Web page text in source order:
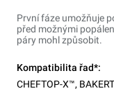
První fáze umožňuje
před možnými
páry mohl způsobit.
Kompatibilita řad*:
CHEFTOP-X™,